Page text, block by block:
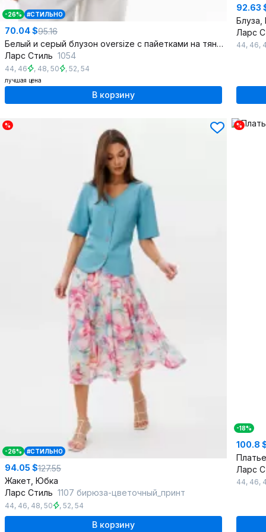
-26% #СТИЛЬНО
70.04 $95.16
Белый и серый блузон oversize с пайетками на тянущейся основе
Ларс Стиль 1054
44, 46 , 48, 50 , 52, 54
лучшая цена
В корзину
92.63
Ларс
44, 46,
%
-26% #СТИЛЬНО
94.05 $127.55
Жакет, Юбка
Ларс Стиль 1107 бирюза-цветочный_принт
44, 46, 48, 50 , 52, 54
В корзину
%
-18%
100.8
Платье
Ларс
44, 46,